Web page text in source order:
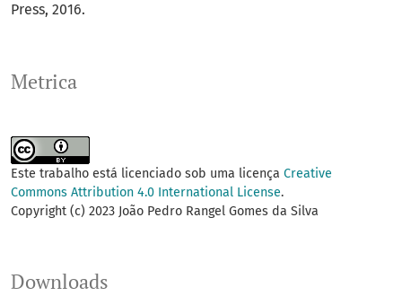
Metrica
Press, 2016.
Este trabalho está licenciado sob uma licença Creative
Commons Attribution 4.0 International License.
Copyright (c) 2023 João Pedro Rangel Gomes da Silva
Downloads